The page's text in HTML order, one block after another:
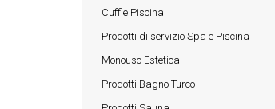
Cuffie Piscina
Prodotti di servizio Spa e Piscina
Monouso Estetica
Prodotti Bagno Turco